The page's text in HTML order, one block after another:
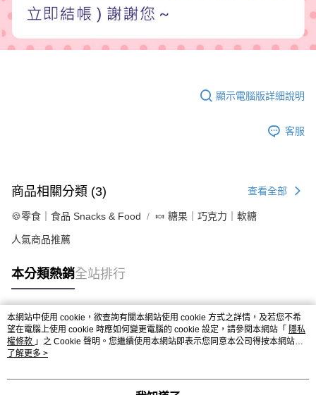
顯示電腦版詳細說明
客服
商品相關分類 (3) 查看全部
🍪零食｜食品 Snacks & Food 🍬 糖果｜巧克力｜軟糖
人氣商品推薦
本分類熱銷全站排行
熱門標籤
本網站中使用 cookie，欲查詢有關本網站使用 cookie 方式之詳情，及若您不希
望在電腦上使用 cookie 時應如何變更電腦的 cookie 設定，請參閱本網站「 隱私
權條款 」之 Cookie 聲明。您繼續使用本網站即表示您同意本公司得按本網站使
用條款之 Cookie 聲明使用 cookie。
了解更多 >